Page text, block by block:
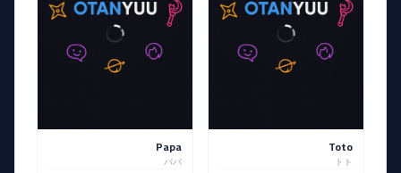
Toto
トト
Papa
パパ